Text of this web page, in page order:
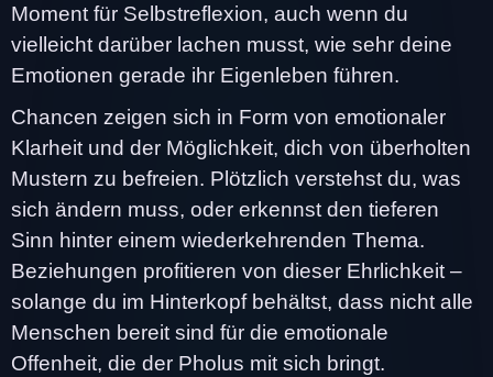
Moment für Selbstreflexion, auch wenn du
vielleicht darüber lachen musst, wie sehr deine
Emotionen gerade ihr Eigenleben führen.
Chancen zeigen sich in Form von emotionaler
Klarheit und der Möglichkeit, dich von überholten
Mustern zu befreien. Plötzlich verstehst du, was
sich ändern muss, oder erkennst den tieferen
Sinn hinter einem wiederkehrenden Thema.
Beziehungen profitieren von dieser Ehrlichkeit –
solange du im Hinterkopf behältst, dass nicht alle
Menschen bereit sind für die emotionale
Offenheit, die der Pholus mit sich bringt.